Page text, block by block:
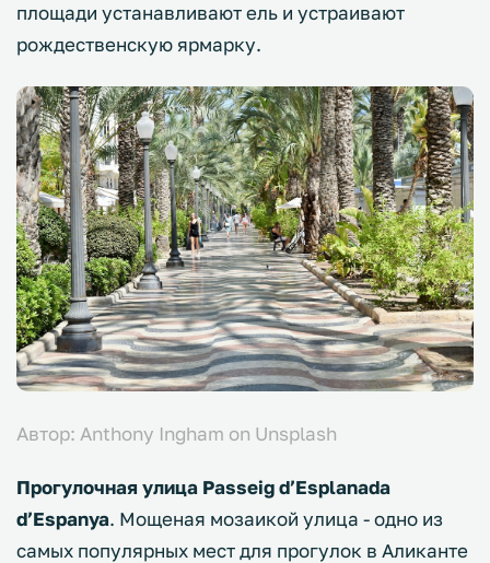
площади устанавливают ель и устраивают
рождественскую ярмарку.
Автор: Anthony Ingham on Unsplash
Прогулочная улица Passeig d’Esplanada
d’Espanya. Мощеная мозаикой улица - одно из
самых популярных мест для прогулок в Аликанте